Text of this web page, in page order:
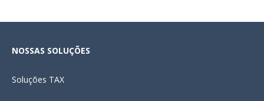
NOSSAS SOLUÇÕES
Soluções TAX